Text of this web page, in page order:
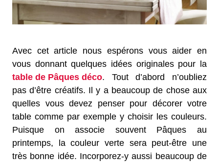
Avec cet article nous espérons vous aider en
vous donnant quelques idées originales pour la
table de Pâques déco. Tout d’abord n’oubliez
pas d’être créatifs. Il y a beaucoup de chose aux
quelles vous devez penser pour décorer votre
table comme par exemple y choisir les couleurs.
Puisque on associe souvent Pâques au
printemps, la couleur verte sera peut-être une
très bonne idée. Incorporez-y aussi beaucoup de